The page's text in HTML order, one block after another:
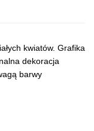
kwiatów. Grafika
dekoracja
barwy